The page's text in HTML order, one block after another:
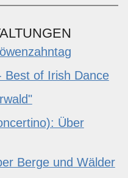
Best of Irish Dance
Über
Berge und Wälder